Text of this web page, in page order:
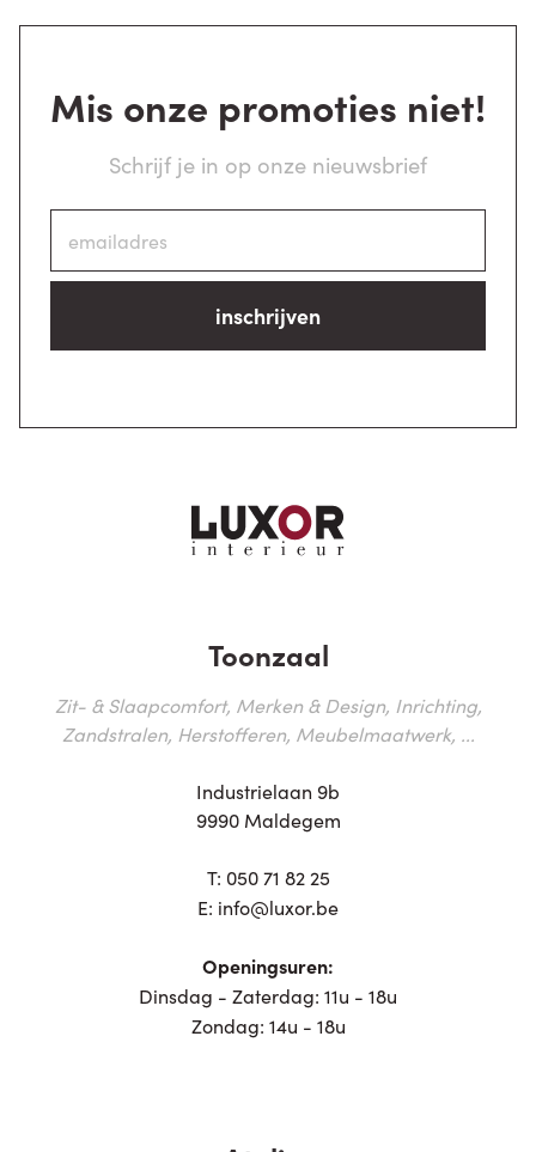
Mis onze promoties niet!
Schrijf je in op onze nieuwsbrief
inschrijven
Toonzaal
Zit- & Slaapcomfort, Merken & Design, Inrichting,
Zandstralen, Herstofferen, Meubelmaatwerk, ...
Industrielaan 9b
9990 Maldegem
T: 050 71 82 25
E: info@luxor.be
Openingsuren:
Dinsdag - Zaterdag: 11u - 18u
Zondag: 14u - 18u